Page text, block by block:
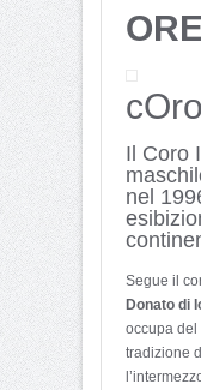
Il Coro
nel
Segue il
Donato di
occupa del
tradizione